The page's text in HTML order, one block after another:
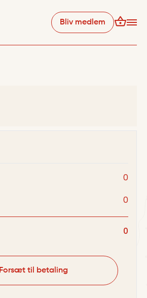
Bliv medlem
0
0
0
Forsæt til betaling